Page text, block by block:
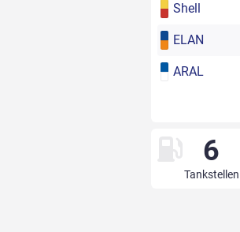
Shell
ELAN
ARAL
6
Tankstellen